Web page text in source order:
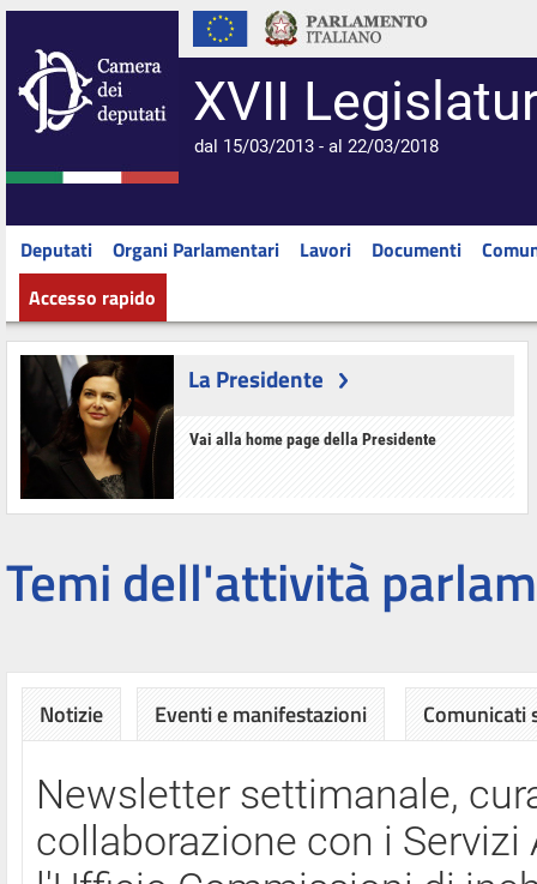
XVII
dal 15/03/2013 - al 22/03/2018
Deputati Organi Parlamentari Lavori Documenti
Accesso rapido
La Presidente
Vai alla home page della Presidente
Temi dell'attività
Notizie Eventi e manifestazioni Comunicati
Newsletter settimanale,
collaborazione con i